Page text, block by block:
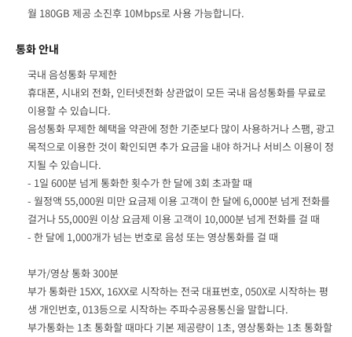
월 180GB 제공 소진후 10Mbps로 사용 가능합니다.
통화 안내
국내 음성통화 무제한
휴대폰, 시내외 전화, 인터넷전화 상관없이 모든 국내 음성통화를 무료로
이용할 수 있습니다.
음성통화 무제한 혜택을 약관에 정한 기준보다 많이 사용하거나 스팸, 광고
목적으로 이용한 것이 확인되면 추가 요금을 내야 하거나 서비스 이용이 정
지될 수 있습니다.
- 1일 600분 넘게 통화한 횟수가 한 달에 3회 초과할 때
- 월정액 55,000원 미만 요금제 이용 고객이 한 달에 6,000분 넘게 전화를
걸거나 55,000원 이상 요금제 이용 고객이 10,000분 넘게 전화를 걸 때
- 한 달에 1,000개가 넘는 번호로 음성 또는 영상통화를 걸 때
부가/영상 통화 300분
부가 통화란 15XX, 16XX로 시작하는 전국 대표번호, 050X로 시작하는 평
생 개인번호, 013등으로 시작하는 주파수공용통신을 말합니다.
부가통화는 1초 통화할 때마다 기본 제공량이 1초, 영상통화는 1초 통화할